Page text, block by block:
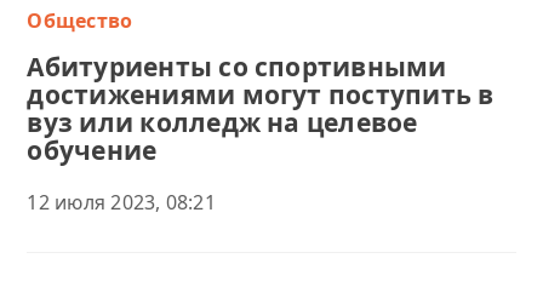
Общество
Абитуриенты со спортивными
достижениями могут поступить в
вуз или колледж на целевое
обучение
12 июля 2023, 08:21